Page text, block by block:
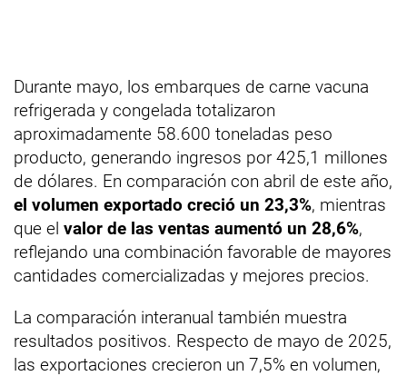
Durante mayo, los embarques de carne vacuna
refrigerada y congelada totalizaron
aproximadamente 58.600 toneladas peso
producto, generando ingresos por 425,1 millones
de dólares. En comparación con abril de este año,
el volumen exportado creció un 23,3%, mientras
que el valor de las ventas aumentó un 28,6%,
reflejando una combinación favorable de mayores
cantidades comercializadas y mejores precios.
La comparación interanual también muestra
resultados positivos. Respecto de mayo de 2025,
las exportaciones crecieron un 7,5% en volumen,